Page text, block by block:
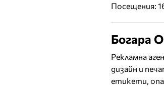
Посещения:
Богара
Рекламна
дизайн и
етикети,